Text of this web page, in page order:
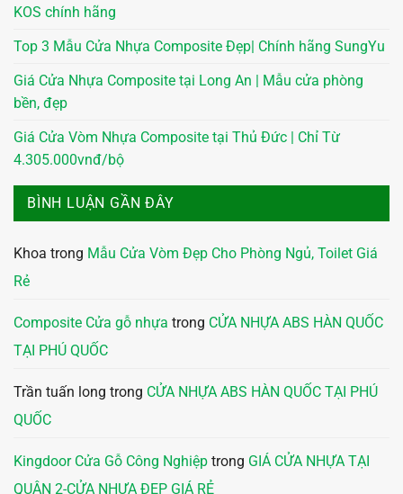
KOS chính hãng
Top 3 Mẫu Cửa Nhựa Composite Đẹp| Chính hãng SungYu
Giá Cửa Nhựa Composite tại Long An | Mẫu cửa phòng
bền, đẹp
Giá Cửa Vòm Nhựa Composite tại Thủ Đức | Chỉ Từ
4.305.000vnđ/bộ
BÌNH LUẬN GẦN ĐÂY
Khoa trong Mẫu Cửa Vòm Đẹp Cho Phòng Ngủ, Toilet Giá
Rẻ
Composite Cửa gỗ nhựa trong CỬA NHỰA ABS HÀN QUỐC
TẠI PHÚ QUỐC
Trần tuấn long trong CỬA NHỰA ABS HÀN QUỐC TẠI PHÚ
QUỐC
Kingdoor Cửa Gỗ Công Nghiệp trong GIÁ CỬA NHỰA TẠI
QUẬN 2-CỬA NHỰA ĐẸP GIÁ RẺ